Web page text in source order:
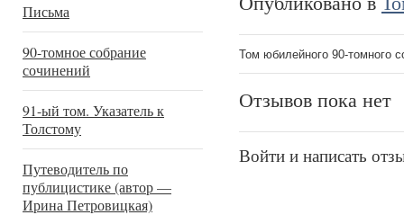
Письма
90-томное собрание
сочинений
91-ый том. Указатель к
Толстому
Путеводитель по
публицистике (автор —
Ирина Петровицкая)
Том юбилейного 90-томного
Отзывов пока нет
Войти и написать